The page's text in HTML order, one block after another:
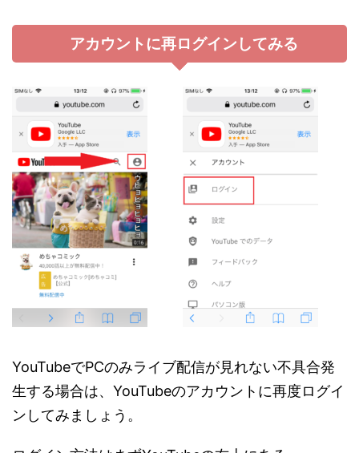
アカウントに再ログインしてみる
YouTubeでPCのみライブ配信が見れない不具合発
生する場合は、YouTubeのアカウントに再度ログイ
ンしてみましょう。